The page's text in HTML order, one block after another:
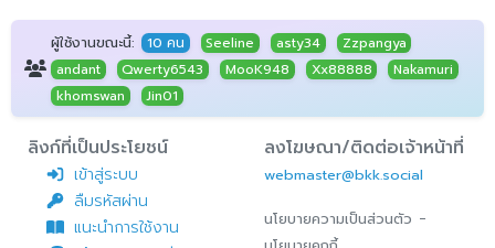
ผู้ใช้งานขณะนี้: 10 คน Seeline asty34
Zzpangya
andant
Qwerty6543 MooK948 Xx88888
Nakamuri
khomswan
Jin01
ลิงก์ที่เป็นประโยชน์
เข้าสู่ระบบ
ลืมรหัสผ่าน
แนะนำการใช้งาน
ลงโฆษณา/ติดต่อเจ้าหน้าที่
webmaster@bkk.social
นโยบายความเป็นส่วนตัว -